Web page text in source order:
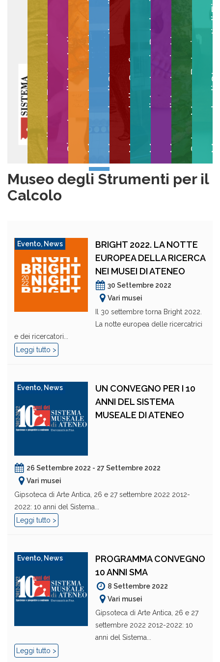
Collezioni EgittologicheGipsoteca di Arte AnticaMuseo Anatomico VeterinarioMuseo degli Strumenti per il CalcoloMuseo della GraficaMuseo di Anatomia PatologicaMuseo di Anatomia UmanaOrto e Museo BotanicoMuseo degli
Museo degli Strumenti per il
Calcolo
Evento, News
BRIGHT 2022. LA NOTTE
EUROPEA DELLA RICERCA
NEI MUSEI DI ATENEO
30 Settembre 2022
Vari musei
Il 30 settembre torna Bright 2022.
La notte europea delle ricercatrici
e dei ricercatori...
Leggi tutto >
Evento, News
UN CONVEGNO PER I 10
ANNI DEL SISTEMA
MUSEALE DI ATENEO
26 Settembre 2022 - 27 Settembre 2022
Vari musei
Gipsoteca di Arte Antica, 26 e 27 settembre 2022 2012-
2022: 10 anni del Sistema...
Leggi tutto >
Evento, News
PROGRAMMA CONVEGNO
10 ANNI SMA
8 Settembre 2022
Vari musei
Gipsoteca di Arte Antica, 26 e 27
settembre 2022 2012-2022: 10
anni del Sistema...
Leggi tutto >